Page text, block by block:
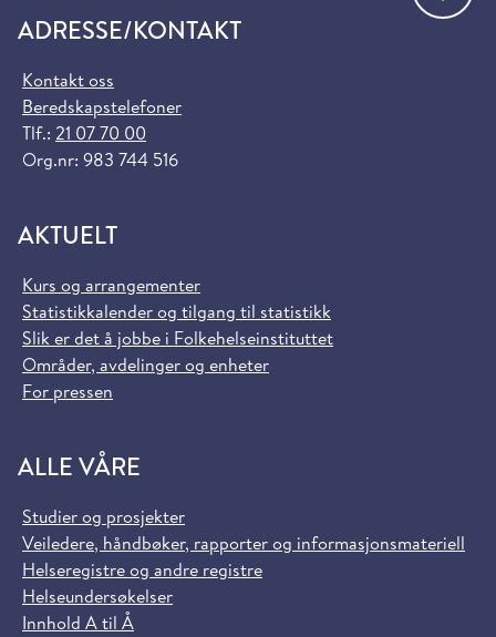
ADRESSE/KONTAKT
Kontakt oss
Beredskapstelefoner
Tlf.: 21 07 70 00
Org.nr: 983 744 516
AKTUELT
Kurs og arrangementer
Statistikkalender og tilgang til statistikk
Slik er det å jobbe i Folkehelseinstituttet
Områder, avdelinger og enheter
For pressen
ALLE VÅRE
Studier og prosjekter
Veiledere, håndbøker, rapporter og informasjonsmateriell
Helseregistre og andre registre
Helseundersøkelser
Innhold A til Å